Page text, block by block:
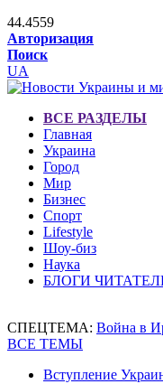
44.4559
Авторизация
Поиск
UA
ВСЕ РАЗДЕЛЫ
Главная
Украина
Город
Мир
Бизнес
Спорт
Lifestyle
Шоу-биз
Наука
БЛОГИ
СПЕЦТЕМА: Война в
ВСЕ ТЕМЫ
Вступление